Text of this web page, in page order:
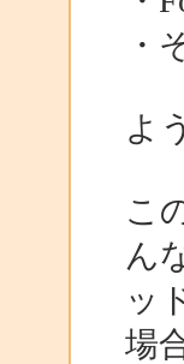
・
よ
こ
ん
ッ
場